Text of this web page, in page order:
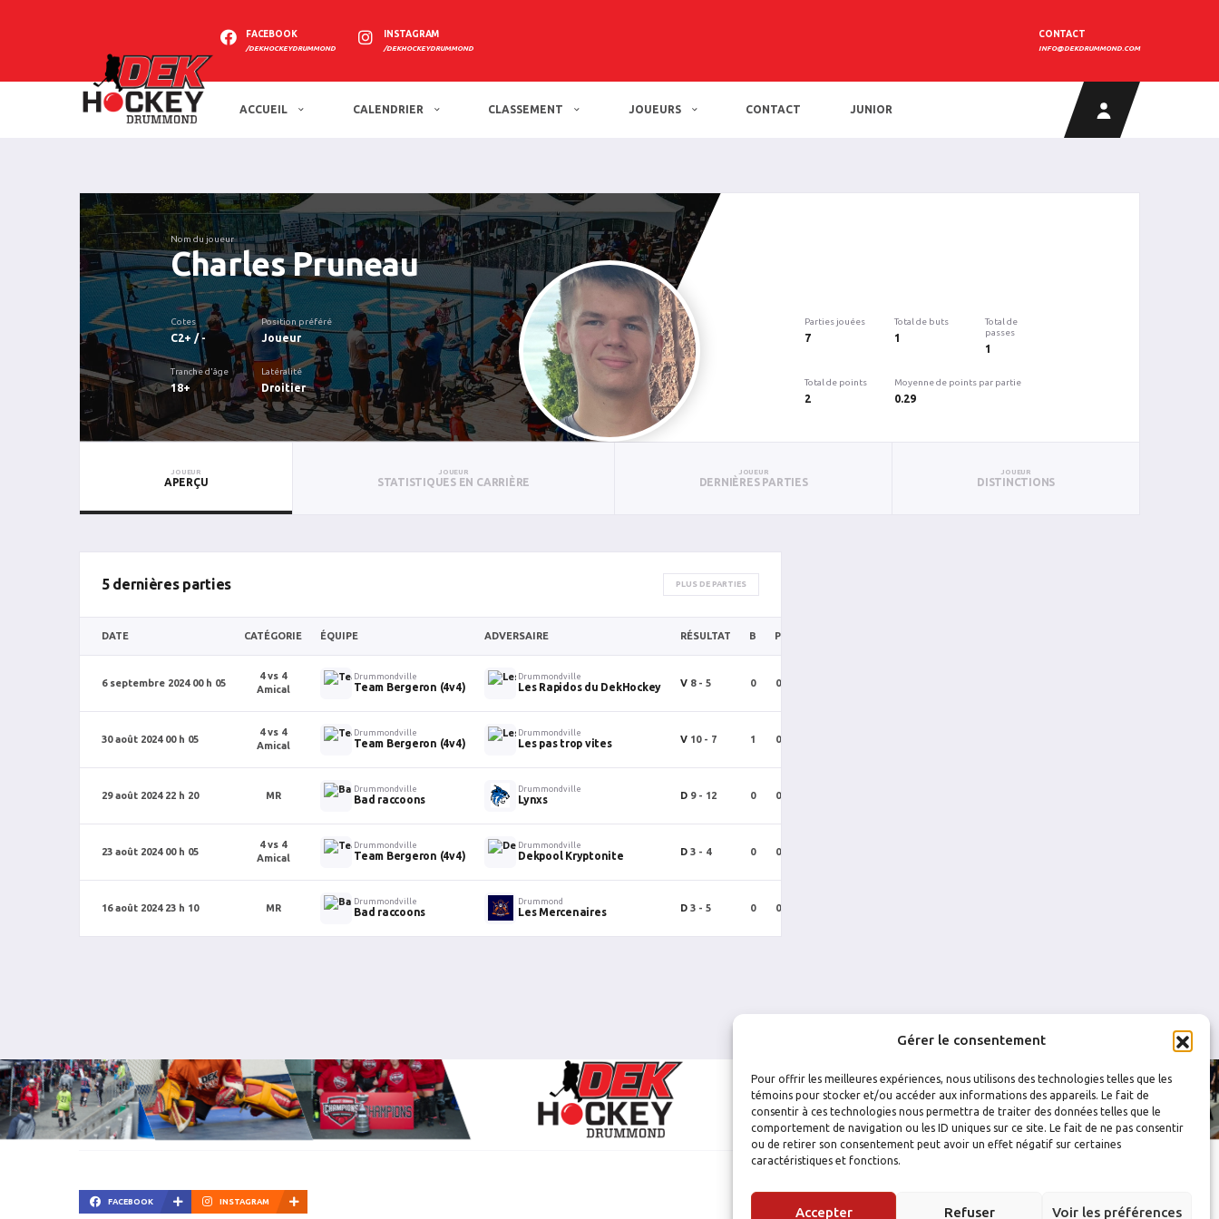
Gérer le consentement
Pour offrir les meilleures expériences, nous utilisons des technologies telles que les
témoins pour stocker et/ou accéder aux informations des appareils. Le fait de
consentir à ces technologies nous permettra de traiter des données telles que le
comportement de navigation ou les ID uniques sur ce site. Le fait de ne pas consentir
ou de retirer son consentement peut avoir un effet négatif sur certaines
caractéristiques et fonctions.
Accepter Refuser Voir les préférences
FACEBOOK
/DEKHOCKEYDRUMMOND
INSTAGRAM
/DEKHOCKEYDRUMMOND
CONTACT
INFO@DEKDRUMMOND.COM
ACCUEIL CALENDRIER CLASSEMENT JOUEURS CONTACT JUNIOR
Nom du joueur
Charles Pruneau
Cotes
C2+ / -
Position préféré
Joueur
Tranche d'âge
18+
Latéralité
Droitier
Parties jouées
7
Total de buts
1
Total de
passes
1
Total de points
2
Moyenne de points par partie
0.29
JOUEUR
APERÇU
JOUEUR
STATISTIQUES EN CARRIÈRE
JOUEUR
DERNIÈRES PARTIES
JOUEUR
DISTINCTIONS
5 dernières parties PLUS DE PARTIES
DATE CATÉGORIE ÉQUIPE ADVERSAIRE RÉSULTAT B P
6 septembre 2024 00 h 05
4 vs 4
Amical
Drummondville
Team Bergeron (4v4)
Drummondville
Les Rapidos du DekHockey V 8 - 5 0 0
30 août 2024 00 h 05
4 vs 4
Amical
Drummondville
Team Bergeron (4v4)
Drummondville
Les pas trop vites V 10 - 7 1 0
29 août 2024 22 h 20 MR
Drummondville
Bad raccoons
Drummondville
Lynxs D 9 - 12 0 0
23 août 2024 00 h 05
4 vs 4
Amical
Drummondville
Team Bergeron (4v4)
Drummondville
Dekpool Kryptonite D 3 - 4 0 0
16 août 2024 23 h 10 MR
Drummondville
Bad raccoons
Drummond
Les Mercenaires D 3 - 5 0 0
FACEBOOK INSTAGRAM